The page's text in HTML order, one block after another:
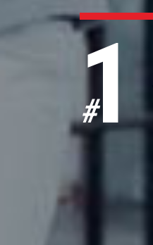
#
1